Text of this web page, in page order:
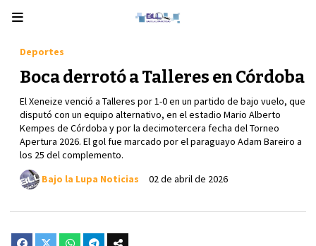
Boca derrotó a Talleres en Córdoba
El Xeneize venció a Talleres por 1-0 en un partido de bajo vuelo, que
disputó con un equipo alternativo, en el estadio Mario Alberto
Kempes de Córdoba y por la decimotercera fecha del Torneo
Apertura 2026. El gol fue marcado por el paraguayo Adam Bareiro a
los 25 del complemento.
Deportes
02 de abril de 2026
Bajo la Lupa Noticias